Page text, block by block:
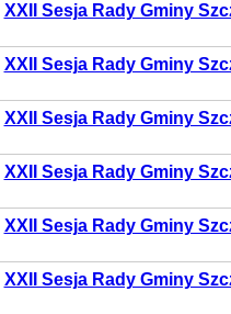
XXII Sesja Rady Gminy
XXII Sesja Rady Gminy
XXII Sesja Rady Gminy
XXII Sesja Rady Gminy
XXII Sesja Rady Gminy
XXII Sesja Rady Gminy